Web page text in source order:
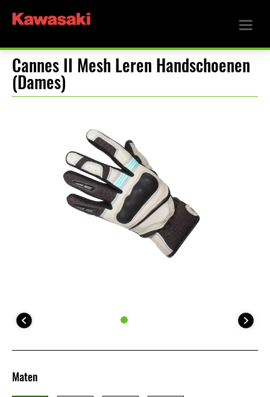
Cannes II Mesh Leren Handschoenen
(Dames)
Maten